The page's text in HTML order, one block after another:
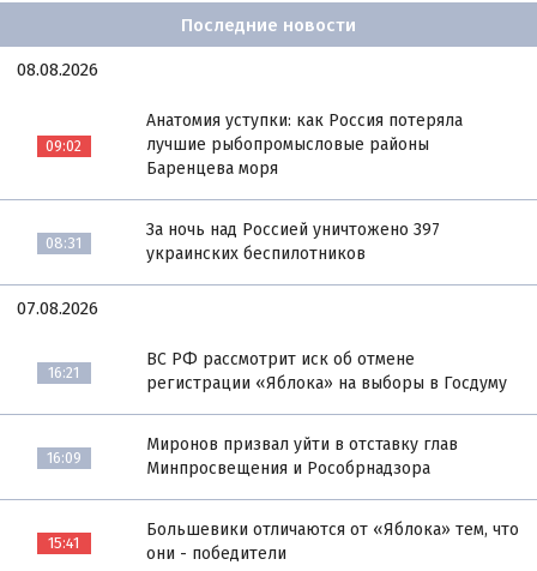
Последние новости
08.08.2026
09:02
Анатомия уступки: как Россия потеряла
лучшие рыбопромысловые районы
Баренцева моря
08:31
За ночь над Россией уничтожено 397
украинских беспилотников
07.08.2026
16:21
ВС РФ рассмотрит иск об отмене
регистрации «Яблока» на выборы в Госдуму
16:09
Миронов призвал уйти в отставку глав
Минпросвещения и Рособрнадзора
15:41
Большевики отличаются от «Яблока» тем, что
они - победители